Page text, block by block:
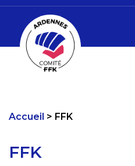
Accueil FFK
FFK